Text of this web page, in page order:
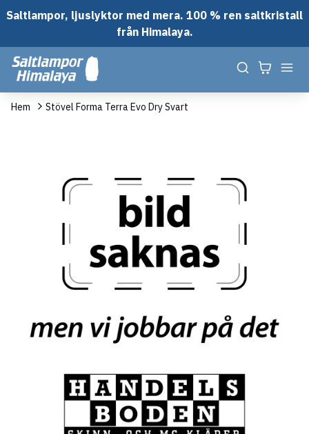
Saltlampor, ljuslyktor med mera. 100 % ren saltkristall
från Himalaya.
Hem Stövel Forma Terra Evo Dry Svart